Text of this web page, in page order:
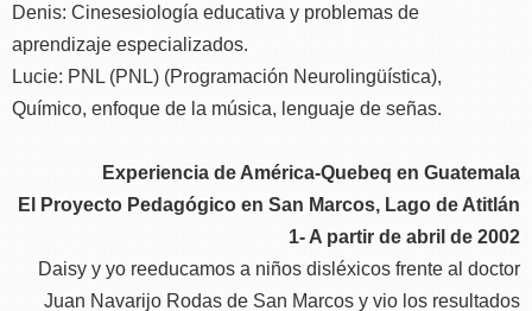
Denis: Cinesesiología educativa y problemas de
aprendizaje especializados.
Lucie: PNL (PNL) (Programación Neurolingüística),
Químico, enfoque de la música, lenguaje de señas.
Experiencia de América-Quebeq en Guatemala
El Proyecto Pedagógico en San Marcos, Lago de Atitlán
1- A partir de abril de 2002
Daisy y yo reeducamos a niños disléxicos frente al doctor
Juan Navarijo Rodas de San Marcos y vio los resultados